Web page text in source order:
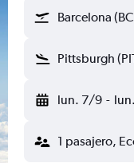
Barcelona
Pittsburgh
lun. 7/9 -
1 pasajero,